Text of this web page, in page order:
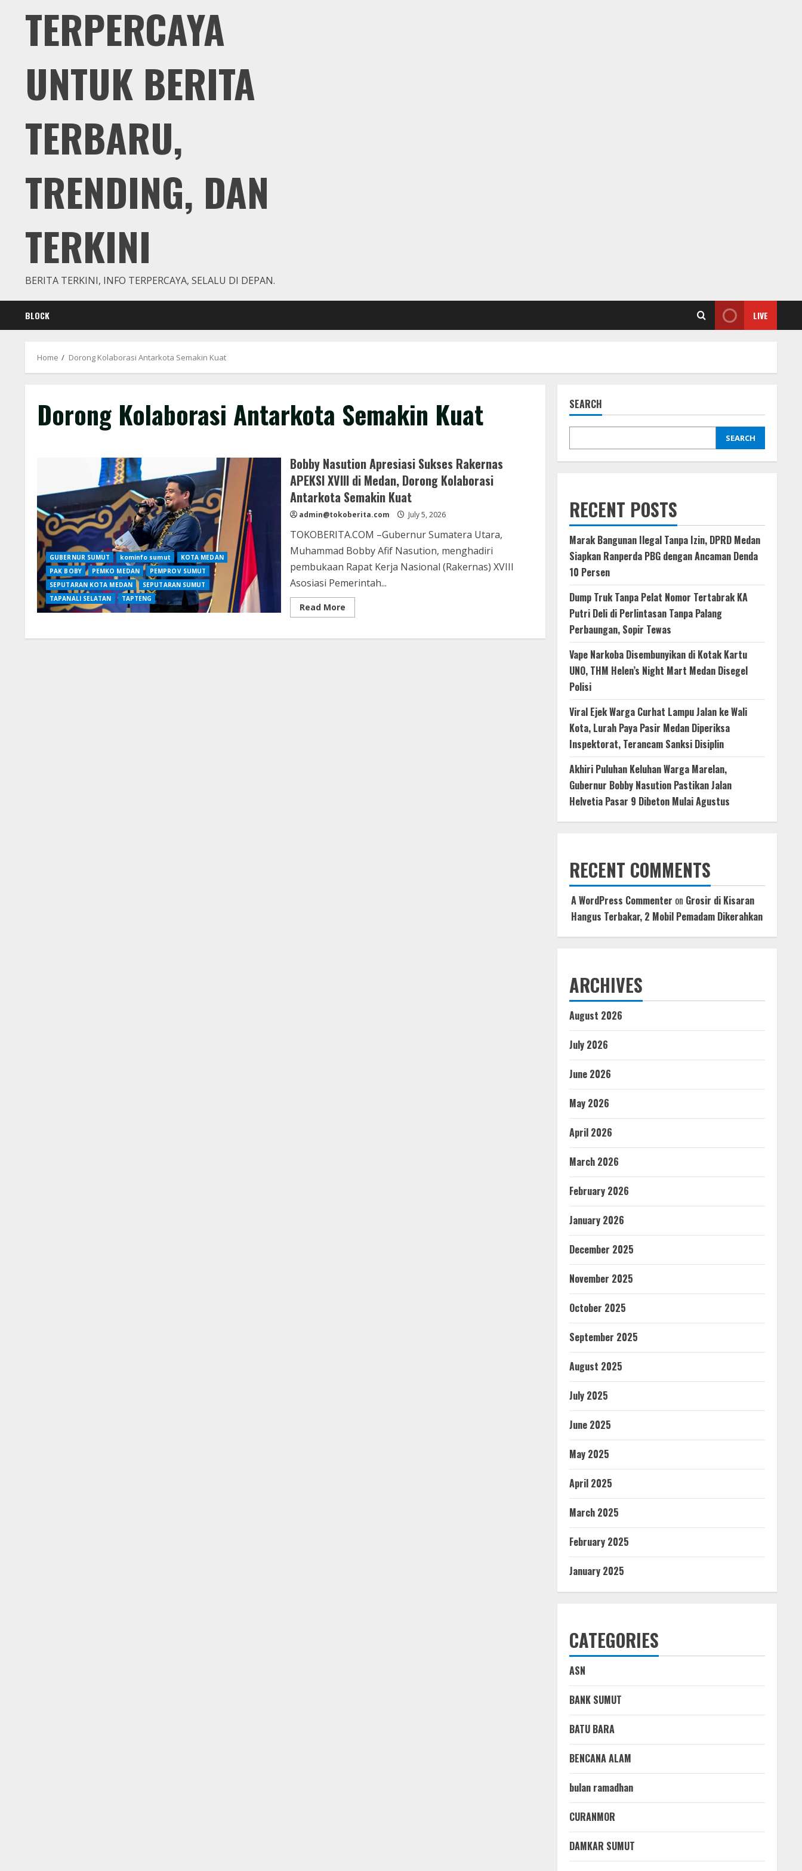
TERPERCAYA
UNTUK BERITA
TERBARU,
TRENDING, DAN
TERKINI
BERITA TERKINI, INFO TERPERCAYA, SELALU DI DEPAN.
BLOCK LIVE
Home Dorong Kolaborasi Antarkota Semakin Kuat
Dorong Kolaborasi Antarkota Semakin Kuat
GUBERNUR SUMUT kominfo sumut
KOTA MEDAN
PAK BOBY
PEMKO MEDAN
PEMPROV SUMUT
SEPUTARAN KOTA MEDAN
SEPUTARAN SUMUT
TAPANALI SELATAN
TAPTENG
Bobby Nasution Apresiasi Sukses Rakernas
APEKSI XVIII di Medan, Dorong Kolaborasi
Antarkota Semakin Kuat
admin@tokoberita.com July 5, 2026
TOKOBERITA.COM –Gubernur Sumatera Utara,
Muhammad Bobby Afif Nasution, menghadiri
pembukaan Rapat Kerja Nasional (Rakernas) XVIII
Asosiasi Pemerintah...
Read MoreRead
more
Nasution
SEARCH
SEARCH
RECENT POSTS
Marak Bangunan Ilegal Tanpa Izin, DPRD Medan
Siapkan Ranperda PBG dengan Ancaman Denda
10 Persen
Dump Truk Tanpa Pelat Nomor Tertabrak KA
Putri Deli di Perlintasan Tanpa Palang
Perbaungan, Sopir Tewas
Vape Narkoba Disembunyikan di Kotak Kartu
UNO, THM Helen’s Night Mart Medan Disegel
Polisi
Viral Ejek Warga Curhat Lampu Jalan ke Wali
Kota, Lurah Paya Pasir Medan Diperiksa
Inspektorat, Terancam Sanksi Disiplin
Akhiri Puluhan Keluhan Warga Marelan,
Gubernur Bobby Nasution Pastikan Jalan
Helvetia Pasar 9 Dibeton Mulai Agustus
RECENT COMMENTS
A WordPress Commenter on Grosir di Kisaran
Hangus Terbakar, 2 Mobil Pemadam Dikerahkan
ARCHIVES
August 2026
July 2026
June 2026
May 2026
April 2026
March 2026
February 2026
January 2026
December 2025
November 2025
October 2025
September 2025
August 2025
July 2025
June 2025
May 2025
April 2025
March 2025
February 2025
January 2025
CATEGORIES
ASN
BANK SUMUT
BATU BARA
BENCANA ALAM
bulan ramadhan
CURANMOR
DAMKAR SUMUT